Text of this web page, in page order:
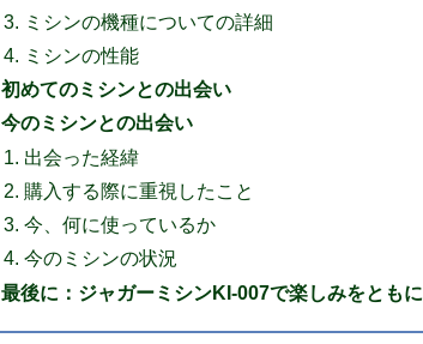
ミシンの機種についての詳細
ミシンの性能
初めてのミシンとの出会い
今のミシンとの出会い
出会った経緯
購入する際に重視したこと
今、何に使っているか
今のミシンの状況
最後に：ジャガーミシンKI-007で楽しみをともに